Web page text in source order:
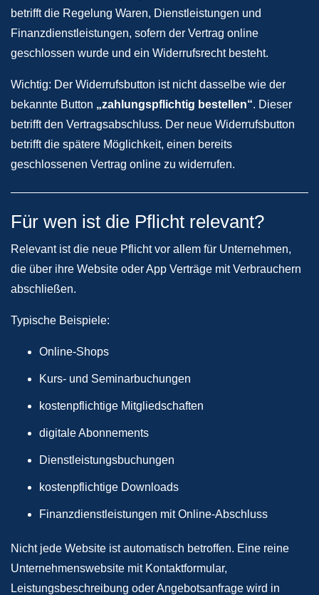
betrifft die Regelung Waren, Dienstleistungen und
Finanzdienstleistungen, sofern der Vertrag online
geschlossen wurde und ein Widerrufsrecht besteht.
Wichtig: Der Widerrufsbutton ist nicht dasselbe wie der
bekannte Button „zahlungspflichtig bestellen“. Dieser
betrifft den Vertragsabschluss. Der neue Widerrufsbutton
betrifft die spätere Möglichkeit, einen bereits
geschlossenen Vertrag online zu widerrufen.
Für wen ist die Pflicht relevant?
Relevant ist die neue Pflicht vor allem für Unternehmen,
die über ihre Website oder App Verträge mit Verbrauchern
abschließen.
Typische Beispiele:
Online-Shops
Kurs- und Seminarbuchungen
kostenpflichtige Mitgliedschaften
digitale Abonnements
Dienstleistungsbuchungen
kostenpflichtige Downloads
Finanzdienstleistungen mit Online-Abschluss
Nicht jede Website ist automatisch betroffen. Eine reine
Unternehmenswebsite mit Kontaktformular,
Leistungsbeschreibung oder Angebotsanfrage wird in